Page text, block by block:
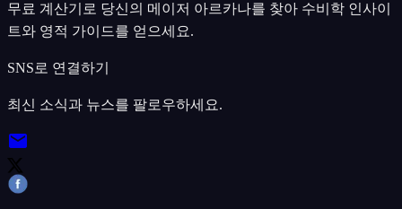
무료 계산기로 당신의 메이저 아르카나를 찾아 수비학 인사이
트와 영적 가이드를 얻으세요.
SNS로 연결하기
최신 소식과 뉴스를 팔로우하세요.